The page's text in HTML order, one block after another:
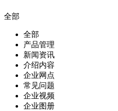
全部
全部
产品管理
新闻资讯
介绍内容
企业网点
常见问题
企业视频
企业图册